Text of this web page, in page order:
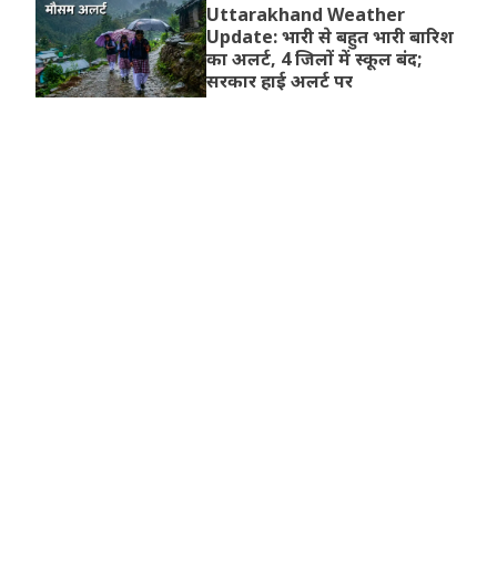
Uttarakhand Weather
Update: भारी से बहुत भारी बारिश
का अलर्ट, 4 जिलों में स्कूल बंद;
सरकार हाई अलर्ट पर